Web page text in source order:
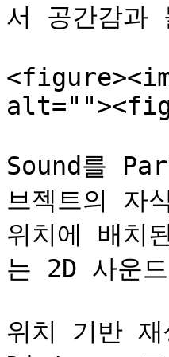
서 공간감과
Sound를
브젝트의 자
위치에 배치
는 2D 사운
위치 기반